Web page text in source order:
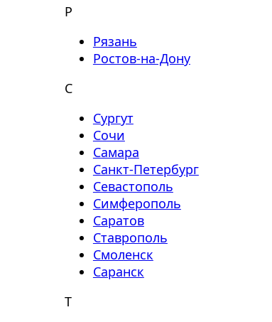
Р
Рязань
Ростов-на-Дону
С
Сургут
Сочи
Самара
Санкт-Петербург
Севастополь
Симферополь
Саратов
Ставрополь
Смоленск
Саранск
Т